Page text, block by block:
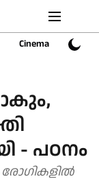
Cinema Sports
- പഠനം